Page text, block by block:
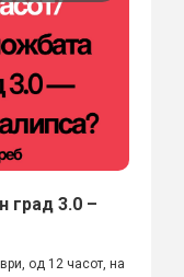
град 3.0 –
од 12 часот, на